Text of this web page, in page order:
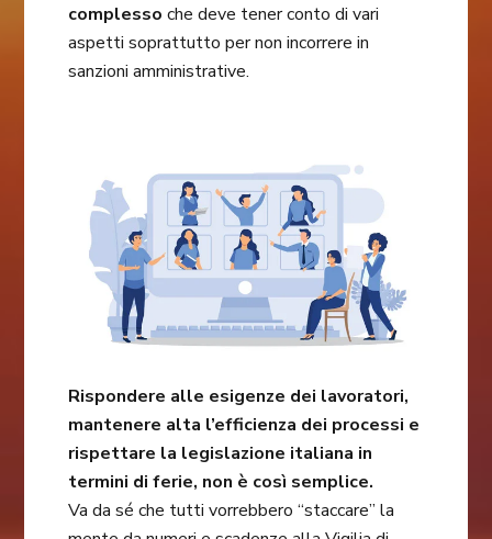
complesso che deve tener conto di vari
aspetti soprattutto per non incorrere in
sanzioni amministrative.
Rispondere alle esigenze dei lavoratori,
mantenere alta l’efficienza dei processi e
rispettare la legislazione italiana in
termini di ferie, non è così semplice.
Va da sé che tutti vorrebbero “staccare” la